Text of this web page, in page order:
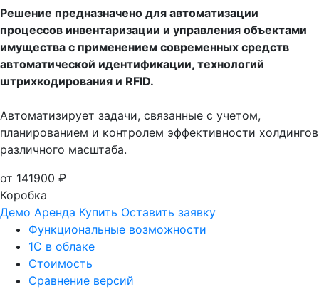
Решение предназначено для автоматизации
процессов инвентаризации и управления объектами
имущества с применением современных средств
автоматической идентификации, технологий
штрихкодирования и RFID.
Автоматизирует задачи, связанные с учетом,
планированием и контролем эффективности холдингов
различного масштаба.
от 141900 ₽
Коробка
Демо Аренда Купить Оставить заявку
Функциональные возможности
1С в облаке
Стоимость
Сравнение версий